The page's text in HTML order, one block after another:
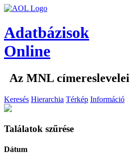
Adatbázisok
Online
Az MNL címereslevelei
Keresés Hierarchia Térkép Információ
Találatok szűrése
Dátum